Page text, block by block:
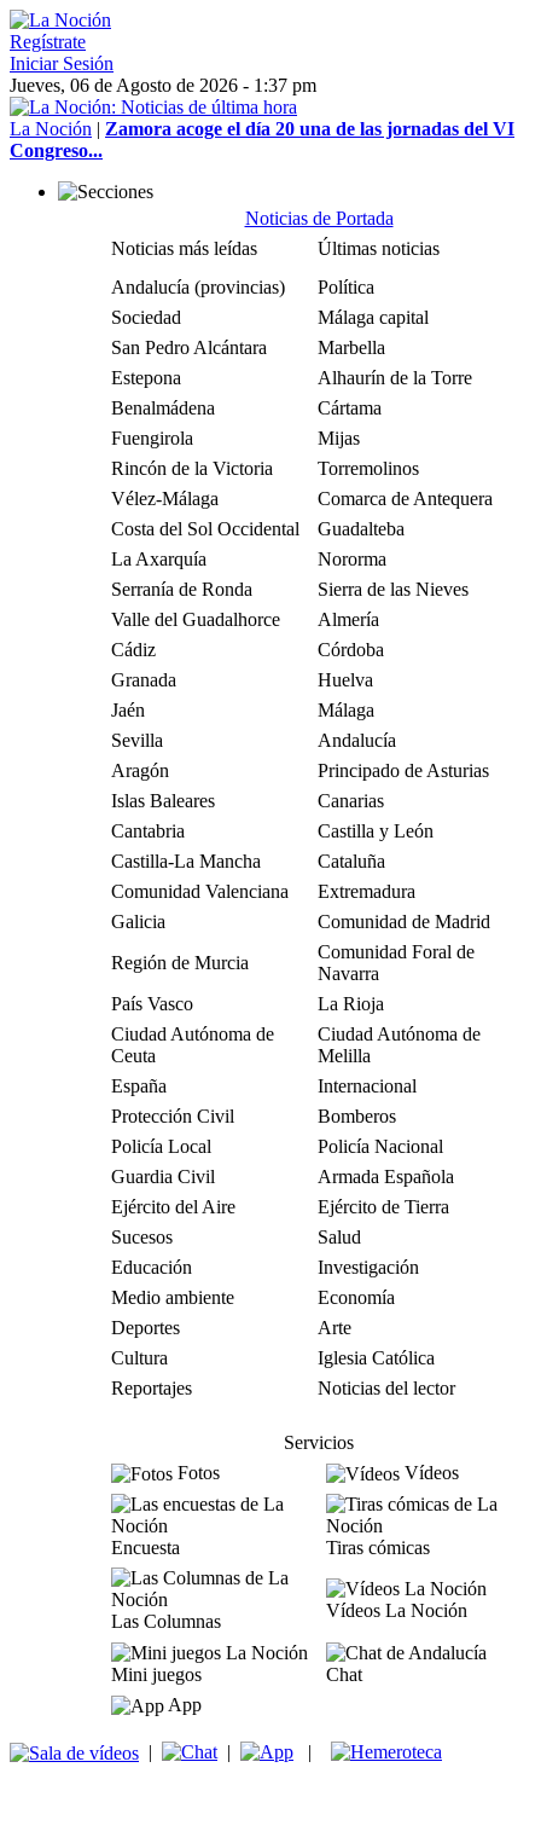
Regístrate
Iniciar Sesión
Jueves, 06 de Agosto de 2026 - 1:37 pm
La Noción | Zamora acoge el día 20 una de las jornadas del VI
Congreso...
Noticias de Portada
Noticias más leídas
Últimas noticias
Andalucía (provincias)
Política
Sociedad
Málaga capital
San Pedro Alcántara
Marbella
Estepona
Alhaurín de la Torre
Benalmádena
Cártama
Fuengirola
Mijas
Rincón de la Victoria
Torremolinos
Vélez-Málaga
Comarca de Antequera
Costa del Sol Occidental
Guadalteba
La Axarquía
Nororma
Serranía de Ronda
Sierra de las Nieves
Valle del Guadalhorce
Almería
Cádiz
Córdoba
Granada
Huelva
Jaén
Málaga
Sevilla
Andalucía
Aragón
Principado de Asturias
Islas Baleares
Canarias
Cantabria
Castilla y León
Castilla-La Mancha
Cataluña
Comunidad Valenciana
Extremadura
Galicia
Comunidad de Madrid
Región de Murcia
Comunidad Foral de
Navarra
País Vasco
La Rioja
Ciudad Autónoma de
Ceuta
Ciudad Autónoma de
Melilla
España
Internacional
Protección Civil
Bomberos
Policía Local
Policía Nacional
Guardia Civil
Armada Española
Ejército del Aire
Ejército de Tierra
Sucesos
Salud
Educación
Investigación
Medio ambiente
Economía
Deportes
Arte
Cultura
Iglesia Católica
Reportajes
Noticias del lector
Servicios
Fotos
Vídeos
Encuesta Tiras cómicas
Las Columnas
Vídeos La Noción
Mini juegos
Chat
App
| | |